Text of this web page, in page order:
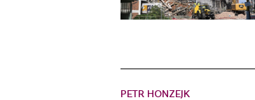
PETR HONZEJK